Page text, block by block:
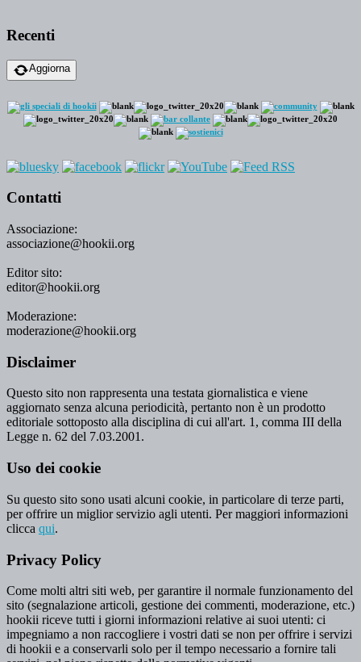
Recenti
Aggiorna
Contatti
Associazione:
associazione@hookii.org
Editor sito:
editor@hookii.org
Moderazione:
moderazione@hookii.org
Disclaimer
Questo sito non rappresenta una testata giornalistica e viene
aggiornato senza alcuna periodicità, pertanto non è un prodotto
editoriale sottoposto alla disciplina di cui all'art. 1, comma III della
Legge n. 62 del 7.03.2001.
Uso dei cookie
Su questo sito sono usati alcuni cookie, in particolare di terze parti,
per offrire un miglior servizio agli utenti. Per maggiori informazioni
clicca qui.
Privacy Policy
Come molti altri siti web, per garantire il normale funzionamento del
sito (segnalazione articoli, gestione dei commenti, moderazione, etc.)
hookii riceve tutti i giorni informazioni relative ai suoi utenti: ci
impegniamo a non raccogliere i vostri dati se non per offrire i servizi
di hookii e a conservarli solo per il tempo necessario a fornire tali